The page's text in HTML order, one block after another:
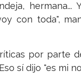
hermana...
con toda",
por parte
sí dijo "es mi